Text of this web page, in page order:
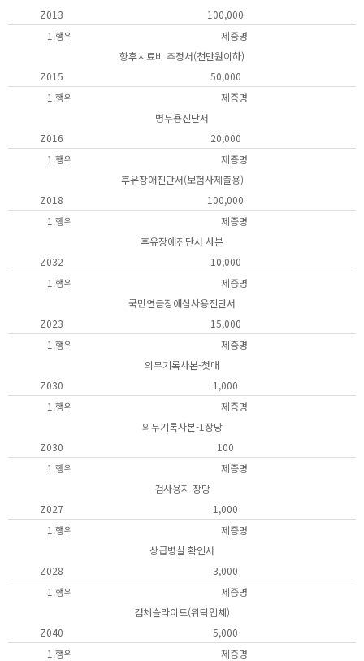
Z013
100,000
1.행위
제증명
향후치료비 추정서(천만원이하)
Z015
50,000
1.행위
제증명
병무용진단서
Z016
20,000
1.행위
제증명
후유장애진단서(보험사제출용)
Z018
100,000
1.행위
제증명
후유장애진단서 사본
Z032
10,000
1.행위
제증명
국민연금장애심사용진단서
Z023
15,000
1.행위
제증명
의무기록사본-첫매
Z030
1,000
1.행위
제증명
의무기록사본-1장당
Z030
100
1.행위
제증명
검사용지 장당
Z027
1,000
1.행위
제증명
상급병실 확인서
Z028
3,000
1.행위
제증명
검체슬라이드(위탁업체)
Z040
5,000
1.행위
제증명